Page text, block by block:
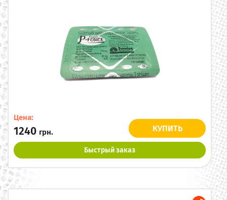
Цена:
1240 грн. КУПИТЬ
Быстрый заказ